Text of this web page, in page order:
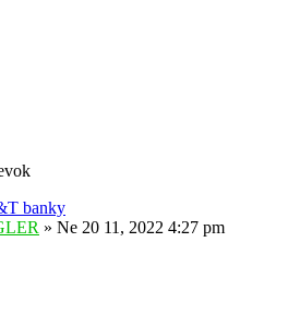
banky
» Ne 20 11, 2022 4:27 pm